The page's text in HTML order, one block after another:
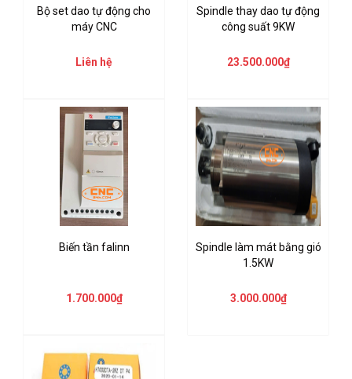
Bộ set dao tự động cho
máy CNC
Liên hệ
Spindle thay dao tự động
công suất 9KW
23.500.000₫
Biến tần falinn
1.700.000₫
Spindle làm mát bằng gió
1.5KW
3.000.000₫